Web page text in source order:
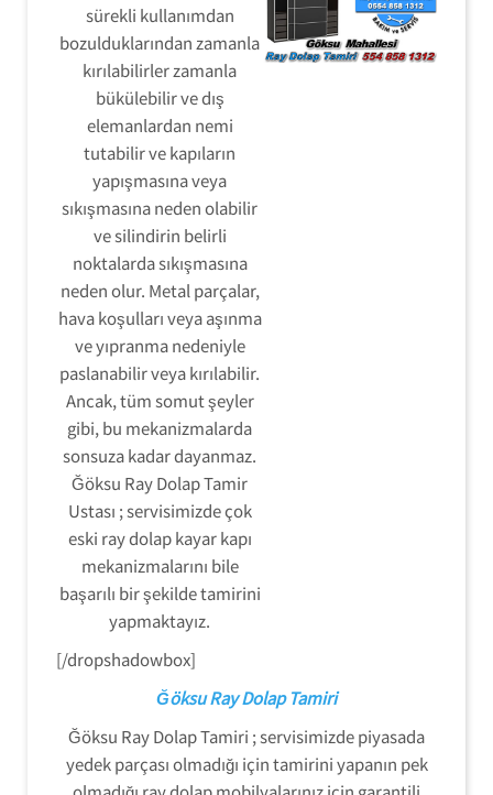
sürekli kullanımdan
bozulduklarından zamanla
kırılabilirler zamanla
bükülebilir ve dış
elemanlardan nemi
tutabilir ve kapıların
yapışmasına veya
sıkışmasına neden olabilir
ve silindirin belirli
noktalarda sıkışmasına
neden olur. Metal parçalar,
hava koşulları veya aşınma
ve yıpranma nedeniyle
paslanabilir veya kırılabilir.
Ancak, tüm somut şeyler
gibi, bu mekanizmalarda
sonsuza kadar dayanmaz.
Ğöksu Ray Dolap Tamir
Ustası ; servisimizde çok
eski ray dolap kayar kapı
mekanizmalarını bile
başarılı bir şekilde tamirini
yapmaktayız.
[/dropshadowbox]
Ğöksu Ray Dolap Tamiri
Ğöksu Ray Dolap Tamiri ; servisimizde piyasada
yedek parçası olmadığı için tamirini yapanın pek